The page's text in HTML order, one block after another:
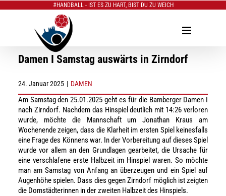
#HANDBALL - IST ES ZU HART, BIST DU ZU WEICH
Damen I Samstag auswärts in Zirndorf
24. Januar 2025 | DAMEN
Am Samstag den 25.01.2025 geht es für die Bamberger Damen I
nach Zirndorf. Nachdem das Hinspiel deutlich mit 14:26 verloren
wurde, möchte die Mannschaft um Jonathan Kraus am
Wochenende zeigen, dass die Klarheit im ersten Spiel keinesfalls
eine Frage des Könnens war. In der Vorbereitung auf dieses Spiel
wurde vor allem an den Grundlagen gearbeitet, die Ursache für
eine verschlafene erste Halbzeit im Hinspiel waren. So möchte
man am Samstag von Anfang an überzeugen und ein Spiel auf
Augenhöhe spielen. Dass dies gegen Zirndorf möglich ist zeigten
die Domstädterinnen in der zweiten Halbzeit des Hinspiels.